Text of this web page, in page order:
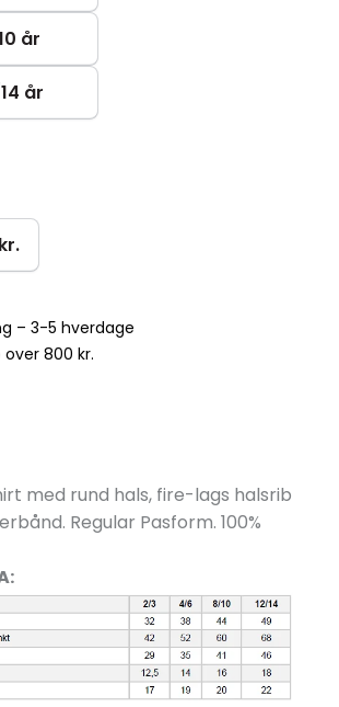
år
år
– 3-5 hverdage
800 kr.
med rund hals, fire-lags halsrib
Regular Pasform. 100%